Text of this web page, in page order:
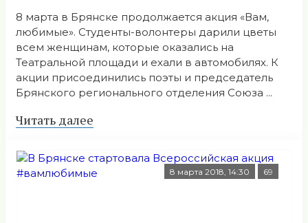
8 марта в Брянске продолжается акция «Вам,
любимые». Студенты-волонтеры дарили цветы
всем женщинам, которые оказались на
Театральной площади и ехали в автомобилях. К
акции присоединились поэты и председатель
Брянского регионального отделения Союза ...
Читать далее
8 марта 2018, 14:30 69